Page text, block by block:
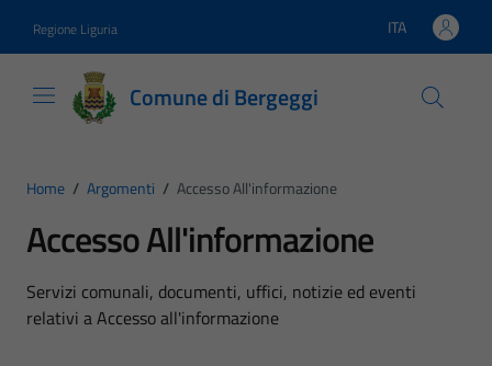
Regione Liguria Lingua attiva:
ITA
Comune di Bergeggi
Home / Argomenti / Accesso All'informazione
Accesso All'informazione
Dettagli dell'argomento
Servizi comunali, documenti, uffici, notizie ed eventi
relativi a Accesso all'informazione